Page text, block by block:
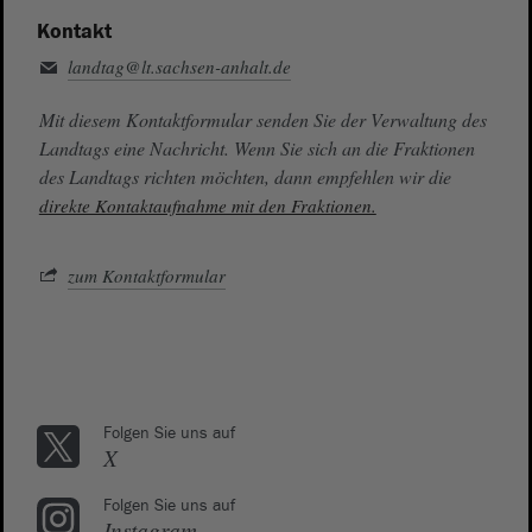
Kontakt
landtag@lt.sachsen-anhalt.de
Mit diesem Kontaktformular senden Sie der Verwaltung des
Landtags eine Nachricht. Wenn Sie sich an die Fraktionen
des Landtags richten möchten, dann empfehlen wir die
direkte Kontaktaufnahme mit den Fraktionen.
zum Kontaktformular
Folgen Sie uns auf
X
Folgen Sie uns auf